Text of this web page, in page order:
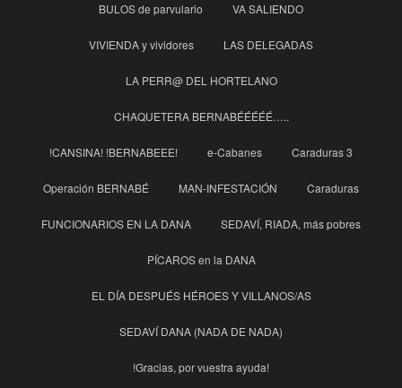
BULOS de parvulario VA SALIENDO
VIVIENDA y vividores LAS DELEGADAS
LA PERR@ DEL HORTELANO
CHAQUETERA BERNABÉÉÉÉÉ…..
!CANSINA! !BERNABEEE! e-Cabanes Caraduras 3
Operación BERNABÉ MAN-INFESTACIÓN Caraduras
FUNCIONARIOS EN LA DANA SEDAVÍ, RIADA, más pobres
PÍCAROS en la DANA
EL DÍA DESPUÉS HÉROES Y VILLANOS/AS
SEDAVÍ DANA (NADA DE NADA)
!Gracias, por vuestra ayuda!